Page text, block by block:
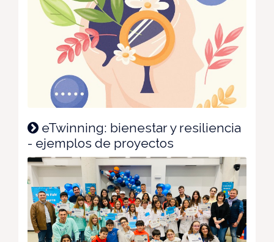
eTwinning: bienestar y resiliencia
- ejemplos de proyectos